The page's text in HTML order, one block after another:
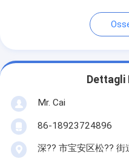
Dettagli
Mr. Cai
86-18923724896
深?? 市宝安区松??